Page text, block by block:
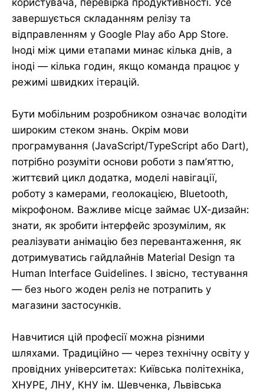
завершується складанням релізу та
відправленням у Google Play або App Store.
Іноді між цими етапами минає кілька днів, а
іноді — кілька годин, якщо команда працює у
режимі швидких ітерацій.
Бути мобільним розробником означає володіти
широким стеком знань. Окрім мови
програмування (JavaScript/TypeScript або Dart),
потрібно розуміти основи роботи з пам’яттю,
життєвий цикл додатка, моделі навігації,
роботу з камерами, геолокацією, Bluetooth,
мікрофоном. Важливе місце займає UX-дизайн:
знати, як зробити інтерфейс зрозумілим, як
реалізувати анімацію без перевантаження, як
дотримуватись гайдлайнів Material Design та
Human Interface Guidelines. І звісно, тестування
— без нього жоден реліз не потрапить у
магазини застосунків.
Навчитися цій професії можна різними
шляхами. Традиційно — через технічну освіту у
провідних університетах: Київська політехніка,
ХНУРЕ, ЛНУ, КНУ ім. Шевченка, Львівська